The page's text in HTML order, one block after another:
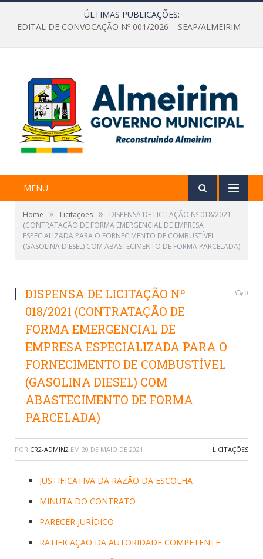
ÚLTIMAS PUBLICAÇÕES:
EDITAL DE CONVOCAÇÃO Nº 001/2026 – SEAP/ALMEIRIM
MENU
Home » Licitações »
DISPENSA DE LICITAÇÃO Nº 018/2021
(CONTRATAÇÃO DE FORMA EMERGENCIAL DE EMPRESA
ESPECIALIZADA PARA O FORNECIMENTO DE COMBUSTÍVEL
(GASOLINA DIESEL) COM ABASTECIMENTO DE FORMA PARCELADA)
DISPENSA DE LICITAÇÃO Nº
018/2021 (CONTRATAÇÃO DE
FORMA EMERGENCIAL DE
EMPRESA ESPECIALIZADA PARA O
FORNECIMENTO DE COMBUSTÍVEL
(GASOLINA DIESEL) COM
ABASTECIMENTO DE FORMA
PARCELADA)
0
POR CR2-ADMIN2 EM 20 DE MAIO DE 2021 LICITAÇÕES
JUSTIFICATIVA DA RAZÃO DA ESCOLHA
MINUTA DO CONTRATO
PARECER JURÍDICO
RATIFICAÇÃO DA AUTORIDADE COMPETENTE